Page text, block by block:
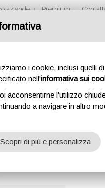
aziende Premium
Edil Design
i cookie, inclusi quelli
nell'informativa sui
acconsentirne l'utilizzo
a navigare in altro
Scopri di più e personalizza